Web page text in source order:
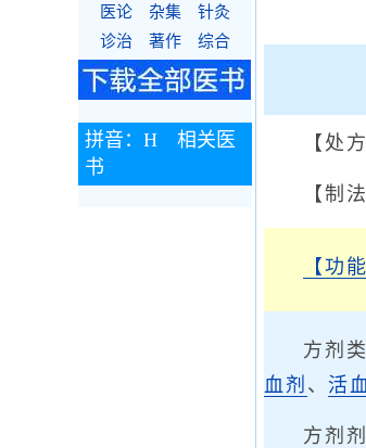
【处方
【制
【功
方剂类
血剂 、 活
方剂剂
医论
杂集
针灸
诊治
著作 综合
拼音：H 相关医
书